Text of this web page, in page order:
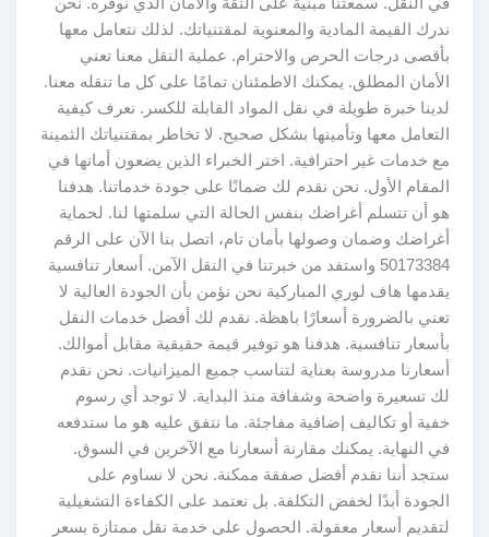
ندرك القيمة المادية والمعنوية لمقتنياتك. لذلك نتعامل معها
بأقصى درجات الحرص والاحترام. عملية النقل معنا تعني
الأمان المطلق. يمكنك الاطمئنان تمامًا على كل ما تنقله معنا.
لدينا خبرة طويلة في نقل المواد القابلة للكسر. نعرف كيفية
التعامل معها وتأمينها بشكل صحيح. لا تخاطر بمقتنياتك الثمينة
مع خدمات غير احترافية. اختر الخبراء الذين يضعون أمانها في
المقام الأول. نحن نقدم لك ضمانًا على جودة خدماتنا. هدفنا
هو أن تتسلم أغراضك بنفس الحالة التي سلمتها لنا. لحماية
أغراضك وضمان وصولها بأمان تام، اتصل بنا الآن على الرقم
50173384 واستفد من خبرتنا في النقل الآمن. أسعار تنافسية
يقدمها هاف لوري المباركية نحن نؤمن بأن الجودة العالية لا
تعني بالضرورة أسعارًا باهظة. نقدم لك أفضل خدمات النقل
بأسعار تنافسية. هدفنا هو توفير قيمة حقيقية مقابل أموالك.
أسعارنا مدروسة بعناية لتناسب جميع الميزانيات. نحن نقدم
لك تسعيرة واضحة وشفافة منذ البداية. لا توجد أي رسوم
خفية أو تكاليف إضافية مفاجئة. ما نتفق عليه هو ما ستدفعه
في النهاية. يمكنك مقارنة أسعارنا مع الآخرين في السوق.
ستجد أننا نقدم أفضل صفقة ممكنة. نحن لا نساوم على
الجودة أبدًا لخفض التكلفة. بل نعتمد على الكفاءة التشغيلية
لتقديم أسعار معقولة. الحصول على خدمة نقل ممتازة بسعر